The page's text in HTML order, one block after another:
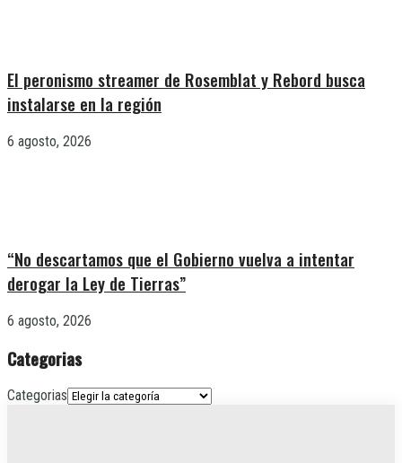
El peronismo streamer de Rosemblat y Rebord busca
instalarse en la región
6 agosto, 2026
“No descartamos que el Gobierno vuelva a intentar
derogar la Ley de Tierras”
6 agosto, 2026
Categorias
Categorias